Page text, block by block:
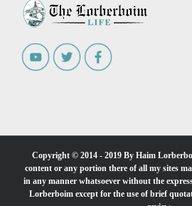
Copyright © 2014 - 2019 By Haim
content or any portion there of all my sites
in any manner whatsoever without the
Lorberboim except for the use of brief